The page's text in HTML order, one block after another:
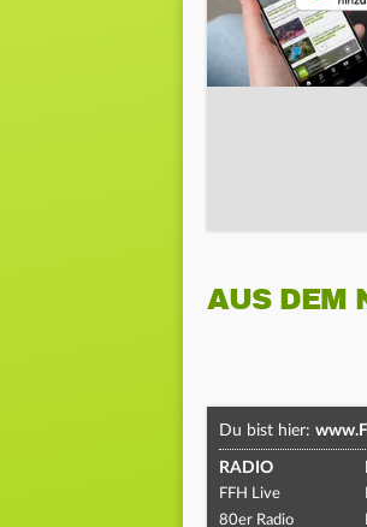
AUS DEM
Du bist hier:
RADIO
FFH Live
80er Radio